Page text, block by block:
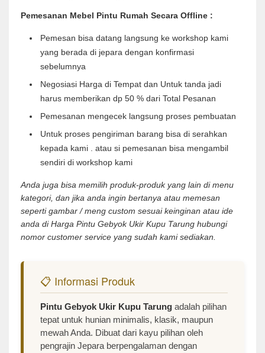
Pemesanan Mebel Pintu Rumah Secara Offline :
Pemesan bisa datang langsung ke workshop kami
yang berada di jepara dengan konfirmasi
sebelumnya
Negosiasi Harga di Tempat dan Untuk tanda jadi
harus memberikan dp 50 % dari Total Pesanan
Pemesanan mengecek langsung proses pembuatan
Untuk proses pengiriman barang bisa di serahkan
kepada kami . atau si pemesanan bisa mengambil
sendiri di workshop kami
Anda juga bisa memilih produk-produk yang lain di menu
kategori, dan jika anda ingin bertanya atau memesan
seperti gambar / meng custom sesuai keinginan atau ide
anda di Harga Pintu Gebyok Ukir Kupu Tarung hubungi
nomor customer service yang sudah kami sediakan.
📋 Informasi Produk
Pintu Gebyok Ukir Kupu Tarung adalah pilihan
tepat untuk hunian minimalis, klasik, maupun
mewah Anda. Dibuat dari kayu pilihan oleh
pengrajin Jepara berpengalaman dengan